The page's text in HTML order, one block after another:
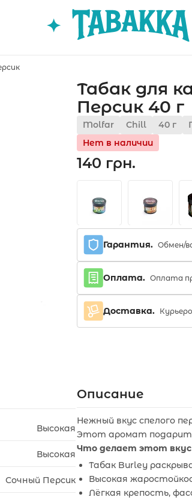
Табак для
Персик 40 г
Molfar Chill 40 г
Нет в наличии
140 грн.
Гарантия. Обмен/
Оплата. Оплата
Доставка.
Высокая
Высокая
Сочный Персик
Описание
Нежный вкус спелого
Этот аромат подарит
Что делает этот
Табак Burley
Высокая
Лёгкая крепость,